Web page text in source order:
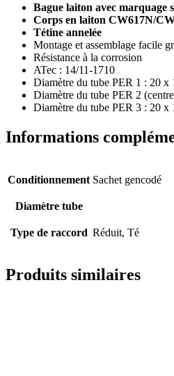
Bague laiton avec marquage
Corps en laiton CW617N/
Tétine annelée
Montage et assemblage facile
Résistance à la corrosion
ATec : 14/11-1710
Diamètre du tube PER 1 : 20 x
Diamètre du tube PER 2
Diamètre du tube PER 3 : 20 x
Informations
Conditionnement Sachet gencodé
Diamètre tube
Type de raccord Réduit, Té
Produits similaires